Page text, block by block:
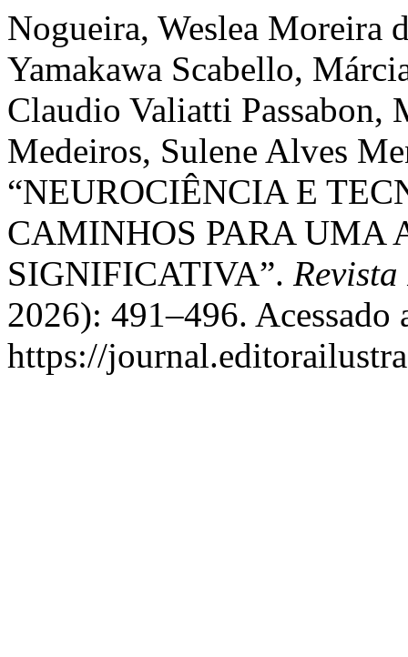
Nogueira, Weslea Moreira
Yamakawa Scabello,
Claudio Valiatti Passabon,
Medeiros, Sulene Alves
“NEUROCIÊNCIA E
CAMINHOS PARA UMA
SIGNIFICATIVA”.
2026): 491–496. Acessado
https://